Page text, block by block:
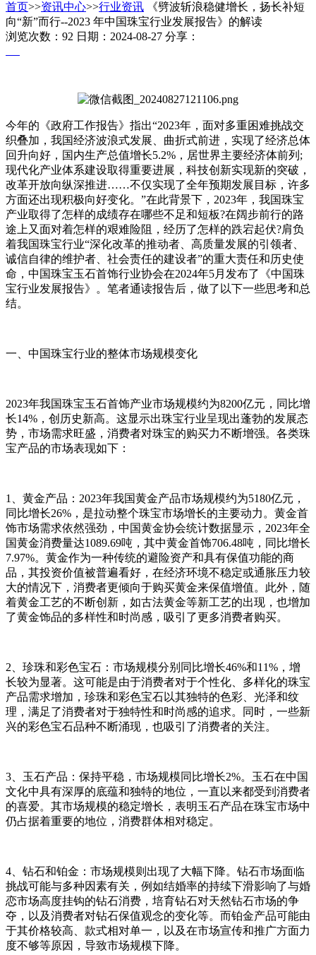
首页>>资讯中心>>行业资讯
《劈波斩浪稳健增长，扬长补短
向“新”而行--2023 年中国珠宝行业发展报告》的解读
浏览次数：92 日期：2024-08-27 分享：
今年的《政府工作报告》指出“2023年，面对多重困难挑战交
织叠加，我国经济波浪式发展、曲折式前进，实现了经济总体
回升向好，国内生产总值增长5.2%，居世界主要经济体前列;
现代化产业体系建设取得重要进展，科技创新实现新的突破，
改革开放向纵深推进……不仅实现了全年预期发展目标，许多
方面还出现积极向好变化。”在此背景下，2023年，我国珠宝
产业取得了怎样的成绩存在哪些不足和短板?在阔步前行的路
途上又面对着怎样的艰难险阻，经历了怎样的跌宕起伏?肩负
着我国珠宝行业“深化改革的推动者、高质量发展的引领者、
诚信自律的维护者、社会责任的建设者”的重大责任和历史使
命，中国珠宝玉石首饰行业协会在2024年5月发布了《中国珠
宝行业发展报告》。笔者通读报告后，做了以下一些思考和总
结。
一、中国珠宝行业的整体市场规模变化
2023年我国珠宝玉石首饰产业市场规模约为8200亿元，同比增
长14%，创历史新高。这显示出珠宝行业呈现出蓬勃的发展态
势，市场需求旺盛，消费者对珠宝的购买力不断增强。各类珠
宝产品的市场表现如下：
1、黄金产品：2023年我国黄金产品市场规模约为5180亿元，
同比增长26%，是拉动整个珠宝市场增长的主要动力。黄金首
饰市场需求依然强劲，中国黄金协会统计数据显示，2023年全
国黄金消费量达1089.69吨，其中黄金首饰706.48吨，同比增长
7.97%。黄金作为一种传统的避险资产和具有保值功能的商
品，其投资价值被普遍看好，在经济环境不稳定或通胀压力较
大的情况下，消费者更倾向于购买黄金来保值增值。此外，随
着黄金工艺的不断创新，如古法黄金等新工艺的出现，也增加
了黄金饰品的多样性和时尚感，吸引了更多消费者购买。
2、珍珠和彩色宝石：市场规模分别同比增长46%和11%，增
长较为显著。这可能是由于消费者对于个性化、多样化的珠宝
产品需求增加，珍珠和彩色宝石以其独特的色彩、光泽和纹
理，满足了消费者对于独特性和时尚感的追求。同时，一些新
兴的彩色宝石品种不断涌现，也吸引了消费者的关注。
3、玉石产品：保持平稳，市场规模同比增长2%。玉石在中国
文化中具有深厚的底蕴和独特的地位，一直以来都受到消费者
的喜爱。其市场规模的稳定增长，表明玉石产品在珠宝市场中
仍占据着重要的地位，消费群体相对稳定。
4、钻石和铂金：市场规模则出现了大幅下降。钻石市场面临
挑战可能与多种因素有关，例如结婚率的持续下滑影响了与婚
恋市场高度挂钩的钻石消费，培育钻石对天然钻石市场的争
夺，以及消费者对钻石保值观念的变化等。而铂金产品可能由
于其价格较高、款式相对单一，以及在市场宣传和推广方面力
度不够等原因，导致市场规模下降。